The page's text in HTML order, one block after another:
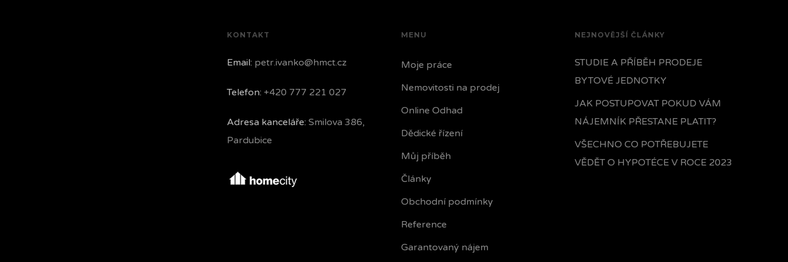
KONTAKT
Email: petr.ivanko@hmct.cz
Telefon: +420 777 221 027
Adresa kanceláře: Smilova 386,
Pardubice
MENU
Moje práce
Nemovitosti na prodej
Online Odhad
Dědické řízení
Můj příběh
Články
Obchodní podmínky
Reference
Garantovaný nájem
NEJNOVĚJŠÍ ČLÁNKY
STUDIE A PŘÍBĚH PRODEJE
BYTOVÉ JEDNOTKY
JAK POSTUPOVAT POKUD VÁM
NÁJEMNÍK PŘESTANE PLATIT?
VŠECHNO CO POTŘEBUJETE
VĚDĚT O HYPOTÉCE V ROCE 2023